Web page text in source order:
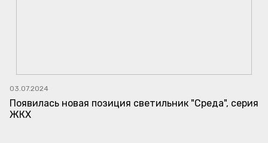
03.07.2024
Появилась новая позиция светильник "Среда", серия
ЖКХ